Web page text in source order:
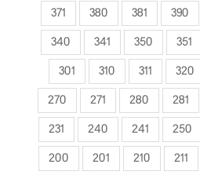
200 201 210 211
231 240 241 250
270 271 280 281
301 310 311 320
340 341 350 351
371 380 381 390